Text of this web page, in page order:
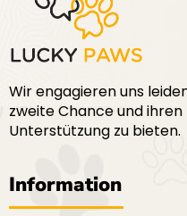
Wir engagieren uns
zweite Chance und
Unterstützung zu bieten.
Information